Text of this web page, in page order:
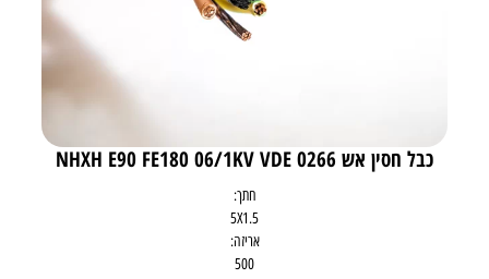
כבל חסין אש NHXH E90 FE180 06/1KV VDE 0266
חתך:
5X1.5
אריזה:
500